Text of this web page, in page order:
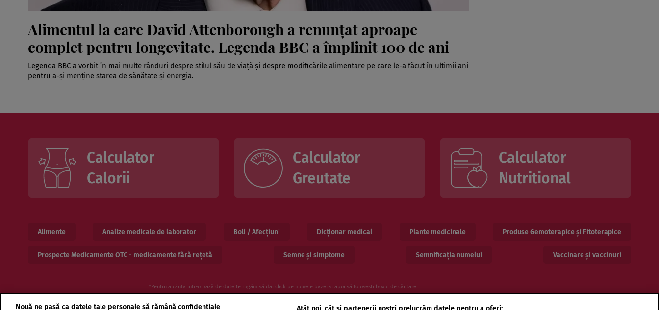
Alimentul la care David Attenborough a renunțat aproape
complet pentru longevitate. Legenda BBC a împlinit 100 de ani
Legenda BBC a vorbit în mai multe rânduri despre stilul său de viață și despre modificările alimentare pe care le-a făcut în ultimii ani
pentru a-și menține starea de sănătate și energia.
Calculator
Calorii
Calculator
Greutate
Calculator
Nutritional
Alimente Analize medicale de laborator Boli / Afecțiuni Dicționar medical Plante medicinale Produse Gemoterapice și Fitoterapice
Prospecte Medicamente OTC - medicamente fără rețetă Semne și simptome Semnificația numelui Vaccinare și vaccinuri
*Pentru a căuta intr-o bază de date te rugăm să dai click pe numele bazei și apoi să folosesti boxul de căutare
Nouă ne pasă ca datele tale personale să rămână confidențiale Atât noi, cât și partenerii noștri prelucrăm datele pentru a oferi: